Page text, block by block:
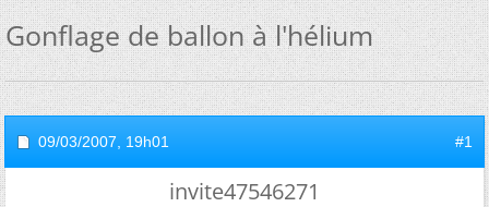
Gonflage de ballon à l'hélium
09/03/2007, 19h01 #1
invite47546271